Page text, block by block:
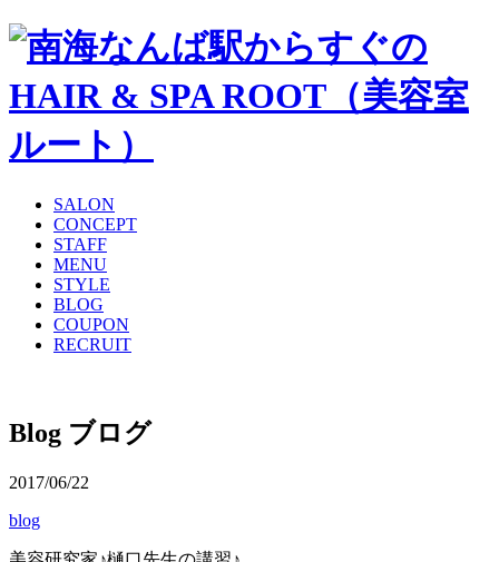
SALON
CONCEPT
STAFF
MENU
STYLE
BLOG
COUPON
RECRUIT
Blog ブログ
2017/06/22
blog